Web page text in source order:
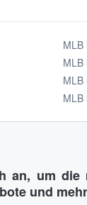
MLB
MLB
MLB
MLB
an, um die
und